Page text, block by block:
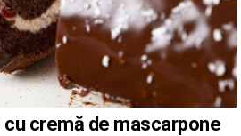
cu cremă de mascarpone